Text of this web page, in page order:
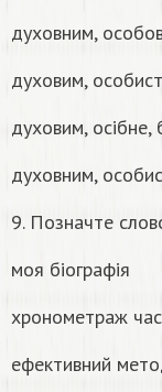
духовним,
духовим,
духовим, осібне,
духовним,
9. Позначте
моя біографія
хронометраж
ефективний